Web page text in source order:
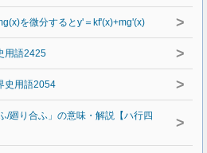
を微分するとy'＝kf'(x)+mg'(x) >
用語2425 >
史用語2054 >
/廻り合ふ」の意味・解説【ハ行四
>